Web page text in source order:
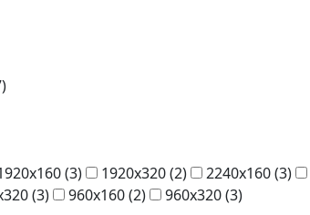
)
(3) 1920x320 (2) 2240x160 (3)
(3) 960x160 (2) 960x320 (3)